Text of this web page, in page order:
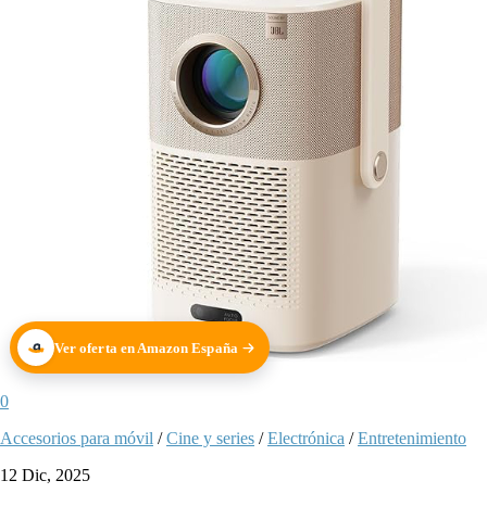
Ver oferta en Amazon España
0
Accesorios para móvil /Cine y series /Electrónica /Entretenimiento
12 Dic, 2025